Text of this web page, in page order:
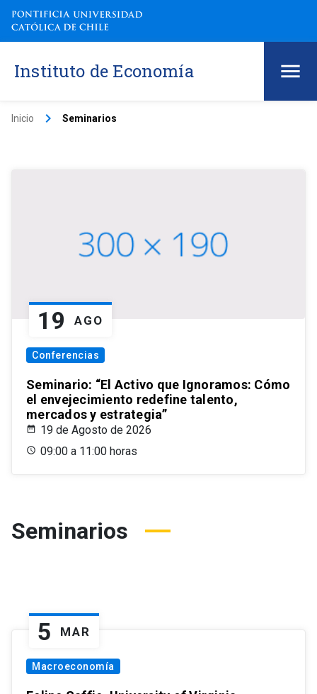
Instituto de Economía
Inicio keyboard_arrow_right Seminarios
19 AGO
Conferencias
Seminario: “El Activo que Ignoramos: Cómo
el envejecimiento redefine talento,
mercados y estrategia”
19 de Agosto de 2026
09:00 a 11:00 horas
Seminarios
5 MAR
Macroeconomía